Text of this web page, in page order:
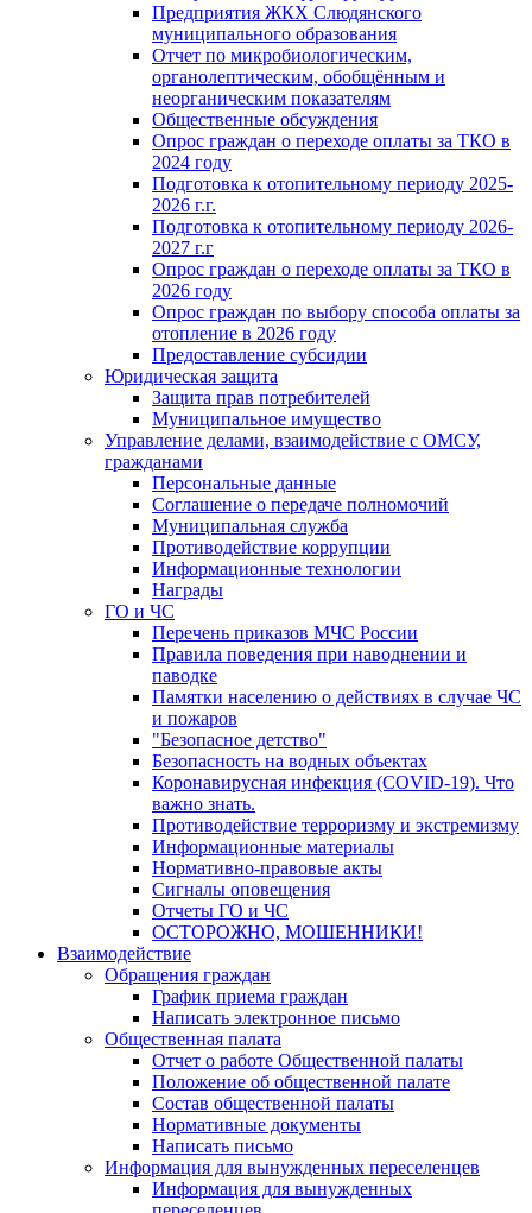
Предприятия ЖКХ Слюдянского
муниципального образования
Отчет по микробиологическим,
органолептическим, обобщённым и
неорганическим показателям
Общественные обсуждения
Опрос граждан о переходе оплаты за ТКО в
2024 году
Подготовка к отопительному периоду 2025-
2026 г.г.
Подготовка к отопительному периоду 2026-
2027 г.г
Опрос граждан о переходе оплаты за ТКО в
2026 году
Опрос граждан по выбору способа оплаты за
отопление в 2026 году
Предоставление субсидии
Юридическая защита
Защита прав потребителей
Муниципальное имущество
Управление делами, взаимодействие с ОМСУ,
гражданами
Персональные данные
Соглашение о передаче полномочий
Муниципальная служба
Противодействие коррупции
Информационные технологии
Награды
ГО и ЧС
Перечень приказов МЧС России
Правила поведения при наводнении и
паводке
Памятки населению о действиях в случае ЧС
и пожаров
"Безопасное детство"
Безопасность на водных объектах
Коронавирусная инфекция (COVID-19). Что
важно знать.
Противодействие терроризму и экстремизму
Информационные материалы
Нормативно-правовые акты
Сигналы оповещения
Отчеты ГО и ЧС
ОСТОРОЖНО, МОШЕННИКИ!
Взаимодействие
Обращения граждан
График приема граждан
Написать электронное письмо
Общественная палата
Отчет о работе Общественной палаты
Положение об общественной палате
Состав общественной палаты
Нормативные документы
Написать письмо
Информация для вынужденных переселенцев
Информация для вынужденных